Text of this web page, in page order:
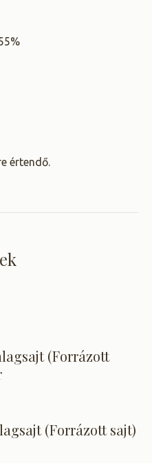
értendő.
(Forrázott
(Forrázott sajt)